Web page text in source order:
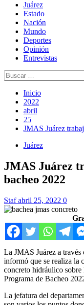
Juárez
Estado
Nación
Mundo
Deportes
Opinión
Entrevistas
Buscar:
Inicio
2022
abril
25
JMAS Juárez
Juárez
JMAS Juárez
bacheo 2022
Stafabril 25, 2022 0
La JMAS Juárez a
informó que se realiza la
concreto hidráulico
Programa de Bacheo
La jefatura del